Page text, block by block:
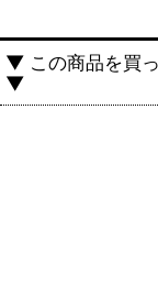
▼ この商品を買
▼